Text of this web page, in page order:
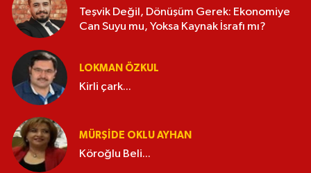
Teşvik Değil, Dönüşüm Gerek: Ekonomiye
Can Suyu mu, Yoksa Kaynak İsrafı mı?
LOKMAN ÖZKUL
Kirli çark...
MÜRŞIDE OKLU AYHAN
Köroğlu Beli...